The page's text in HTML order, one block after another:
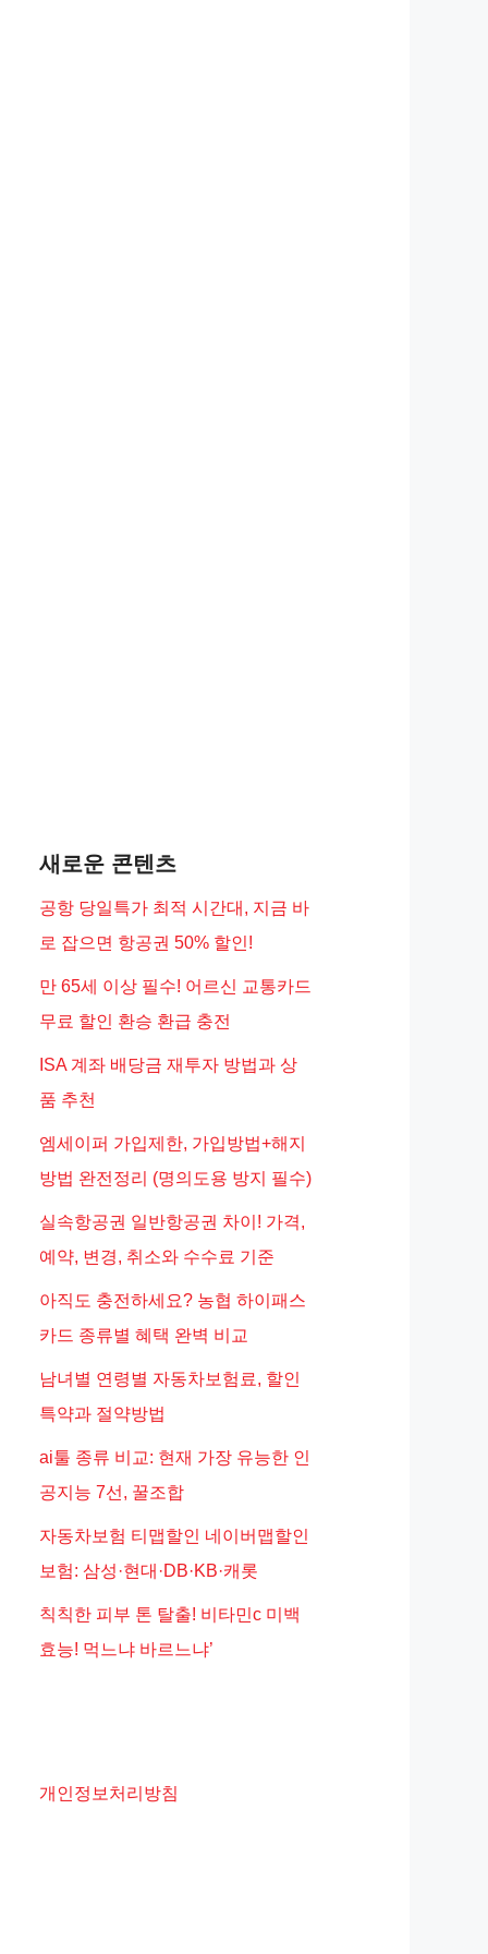
새로운 콘텐츠
공항 당일특가 최적 시간대, 지금 바
로 잡으면 항공권 50% 할인!
만 65세 이상 필수! 어르신 교통카드
무료 할인 환승 환급 충전
ISA 계좌 배당금 재투자 방법과 상
품 추천
엠세이퍼 가입제한, 가입방법+해지
방법 완전정리 (명의도용 방지 필수)
실속항공권 일반항공권 차이! 가격,
예약, 변경, 취소와 수수료 기준
아직도 충전하세요? 농협 하이패스
카드 종류별 혜택 완벽 비교
남녀별 연령별 자동차보험료, 할인
특약과 절약방법
ai툴 종류 비교: 현재 가장 유능한 인
공지능 7선, 꿀조합
자동차보험 티맵할인 네이버맵할인
보험: 삼성·현대·DB·KB·캐롯
칙칙한 피부 톤 탈출! 비타민c 미백
효능! 먹느냐 바르느냐’
개인정보처리방침